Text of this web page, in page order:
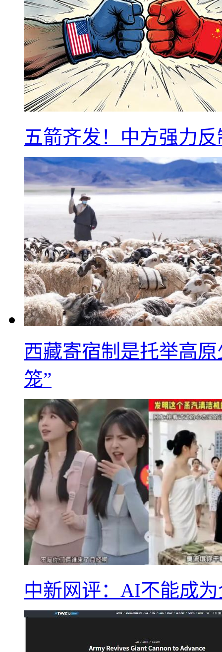
五箭齐发！中方强力
西藏寄宿制是托举高
笼”
中新网评：AI不能成